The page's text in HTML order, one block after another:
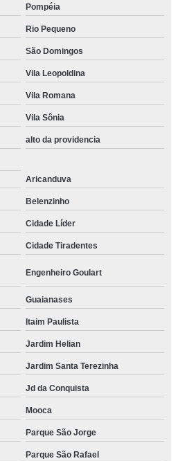
Pompéia
Rio Pequeno
São Domingos
Vila Leopoldina
Vila Romana
Vila Sônia
alto da providencia
Aricanduva
Belenzinho
Cidade Líder
Cidade Tiradentes
Engenheiro Goulart
Guaianases
Itaim Paulista
Jardim Helian
Jardim Santa Terezinha
Jd da Conquista
Mooca
Parque São Jorge
Parque São Rafael